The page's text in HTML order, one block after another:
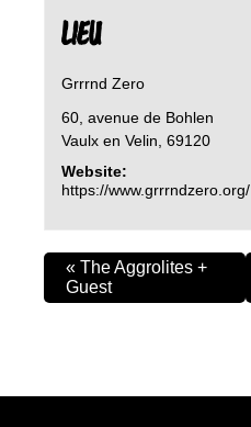
LIEU
Grrrnd Zero
60, avenue de Bohlen
Vaulx en Velin 69120
Website:
https://www.grrrndzero.org/
« The Aggrolites +
Guest